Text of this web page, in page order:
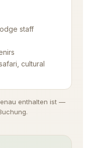
staff
cultural
enthalten ist —